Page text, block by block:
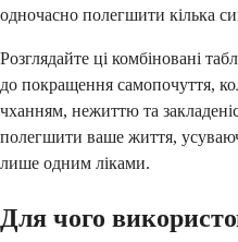
одночасно полегшити кілька
Розглядайте ці комбіновані
до покращення самопочуття,
чханням, нежиттю та
полегшити ваше життя,
лише одним ліками.
Для чого